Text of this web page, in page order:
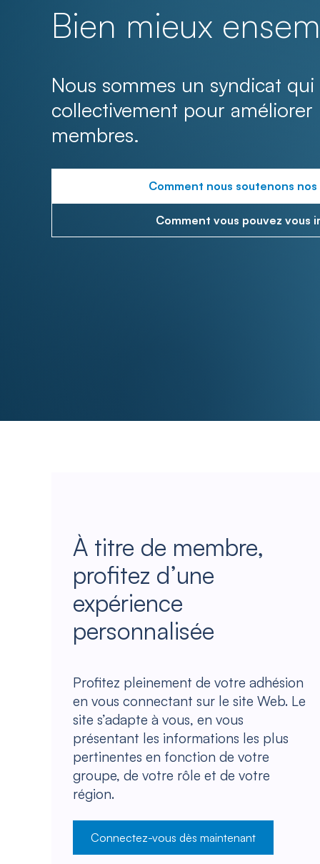
Bien mieux
Nous sommes un syndicat
collectivement pour améliorer
membres.
Comment nous soutenons
Comment vous pouvez vous
À titre de membre,
profitez d’une
expérience
personnalisée
Profitez pleinement de votre adhésion
en vous connectant sur le site Web. Le
site s’adapte à vous, en vous
présentant les informations les plus
pertinentes en fonction de votre
groupe, de votre rôle et de votre
région.
Connectez-vous dès maintenant